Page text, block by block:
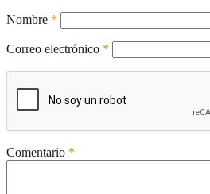
Nombre *
Correo electrónico *
Comentario *